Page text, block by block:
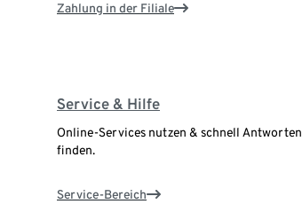
Zahlung in der Filiale
Service & Hilfe
Online-Services nutzen & schnell Antworten
finden.
Service-Bereich